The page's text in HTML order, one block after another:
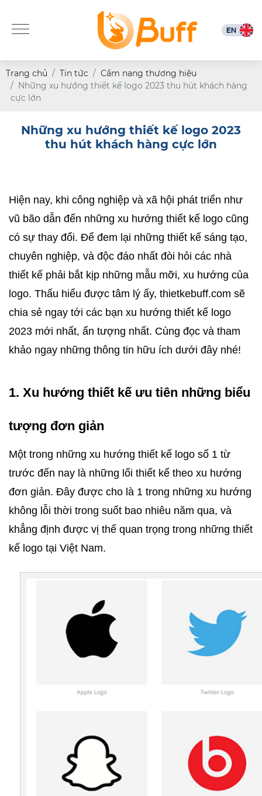
Trang chủ Tin tức
Cẩm nang thương hiệu
Những xu hướng thiết kế logo 2023 thu hút khách hàng
cực lớn
Những xu hướng thiết kế logo 2023
thu hút khách hàng cực lớn
Hiện nay, khi công nghiệp và xã hội phát triển như
vũ bão dẫn đến những xu hướng thiết kế logo cũng
có sự thay đổi. Để đem lại những thiết kế sáng tạo,
chuyên nghiệp, và độc đáo nhất đòi hỏi các nhà
thiết kế phải bắt kịp những mẫu mỡi, xu hướng của
logo. Thấu hiểu được tâm lý ấy, thietkebuff.com sẽ
chia sẻ ngay tới các bạn xu hướng thiết kế logo
2023 mới nhất, ấn tượng nhất. Cùng đọc và tham
khảo ngay những thông tin hữu ích dưới đây nhé!
1. Xu hướng thiết kế ưu tiên những biểu
tượng đơn giản
Một trong những xu hướng thiết kế logo số 1 từ
trước đến nay là những lối thiết kế theo xu hướng
đơn giản. Đây được cho là 1 trong những xu hướng
không lỗi thời trong suốt bao nhiêu năm qua, và
khẳng định được vị thế quan trọng trong những thiết
kế logo tại Việt Nam.